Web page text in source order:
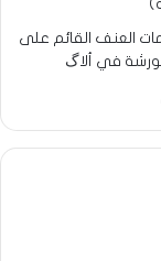
خدمات العنف القائم على
بورشة في ألاگ